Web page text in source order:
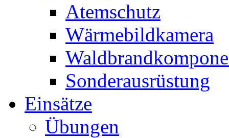
Atemschutz
Wärmebildkamera
Sonderausrüstung
Einsätze
Übungen